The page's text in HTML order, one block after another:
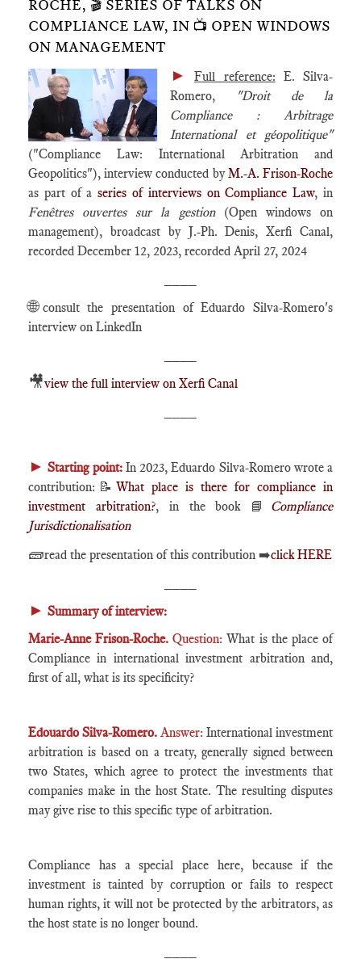
ROCHE, 🎬 SERIES OF TALKS ON
COMPLIANCE LAW, IN 📺 OPEN WINDOWS
ON MANAGEMENT
► Full reference: E. Silva-
Romero,
"Droit de la
Compliance : Arbitrage
International et géopolitique"
("Compliance Law: International Arbitration and
Geopolitics"), interview conducted byM.-A. Frison-Roche
as part of aseries of interviews on Compliance Law, in
Fenêtres ouvertes sur la gestion (Open windows on
management), broadcast by J.-Ph. Denis, Xerfi Canal,
recorded December 12, 2023, recorded April 27, 2024
🌐 consult the presentation of Eduardo Silva-Romero's
interview on LinkedIn
🎥view the full interview on Xerfi Canal
► Starting point: In 2023, Eduardo Silva-Romero wrote a
contribution: 📝 What place is there for compliance in
investment arbitration?, in the book 📘 Compliance
Jurisdictionalisation
🧱read the presentation of this contribution ➡️click HERE
► Summary of interview:
Marie-Anne Frison-Roche. Question:What is the place of
Compliance in international investment arbitration and,
first of all, what is its specificity?
Edouardo Silva-Romero. Answer: International investment
arbitration is based on a treaty, generally signed between
two States, which agree to protect the investments that
companies make in the host State. The resulting disputes
may give rise to this specific type of arbitration.
Compliance has a special place here, because if the
investment is tainted by corruption or fails to respect
human rights, it will not be protected by the arbitrators, as
the host state is no longer bound.